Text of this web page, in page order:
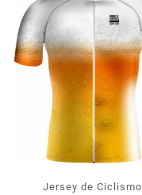
Jersey de Ciclismo